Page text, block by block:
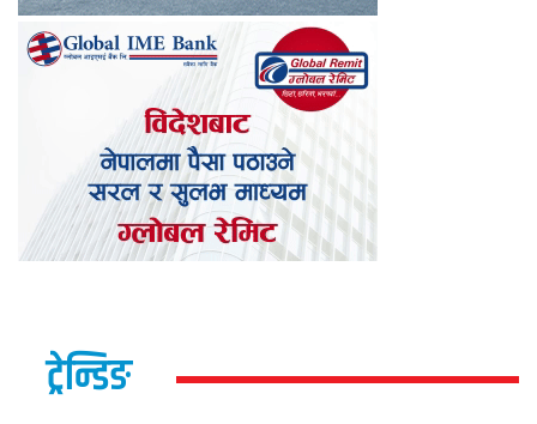
ट्रेन्डिङ